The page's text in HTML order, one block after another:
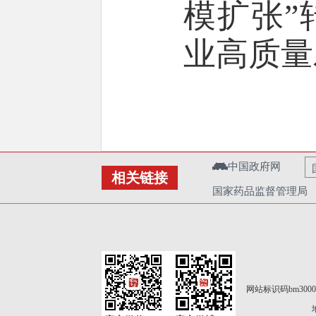
模扩张”
业高质
相关链接
中国政府网
国家药品监督管理局
网站标识码